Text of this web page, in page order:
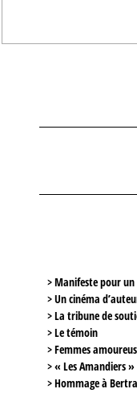
> Manifeste pour
> Un cinéma
> La tribune de
> Le témoin
> Femmes
> « Les Amandiers
> Hommage à